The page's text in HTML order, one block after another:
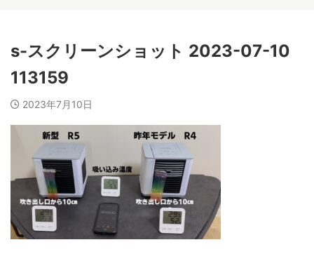
s-スクリーンショット 2023-07-10
113159
2023年7月10日